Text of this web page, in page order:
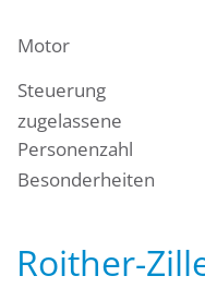
Motor
Steuerung
zugelassene
Personenzahl
Besonderheiten
Roither-